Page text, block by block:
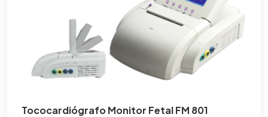
Tococardiógrafo Monitor Fetal FM 801